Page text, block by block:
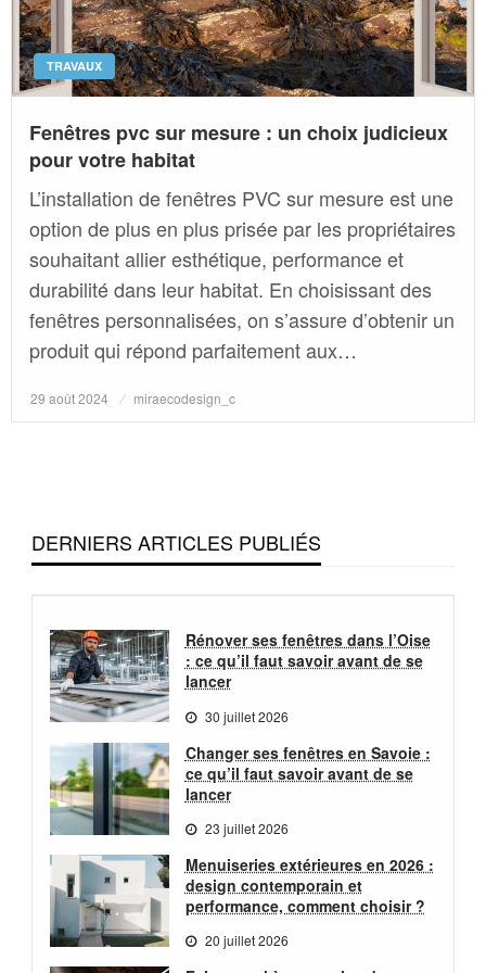
TRAVAUX
Fenêtres pvc sur mesure : un choix judicieux
pour votre habitat
L’installation de fenêtres PVC sur mesure est une
option de plus en plus prisée par les propriétaires
souhaitant allier esthétique, performance et
durabilité dans leur habitat. En choisissant des
fenêtres personnalisées, on s’assure d’obtenir un
produit qui répond parfaitement aux…
Posted
29 août 2024 miraecodesign_c
DERNIERS ARTICLES PUBLIÉS
Rénover ses fenêtres dans l’Oise
: ce qu’il faut savoir avant de se
lancer
30 juillet 2026
Changer ses fenêtres en Savoie :
ce qu’il faut savoir avant de se
lancer
23 juillet 2026
Menuiseries extérieures en 2026 :
design contemporain et
performance, comment choisir ?
20 juillet 2026